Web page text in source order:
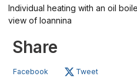
Individual heating with an oil
view of Ioannina
Share
Facebook Tweet